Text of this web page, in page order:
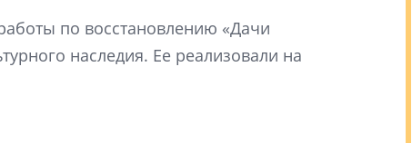
по восстановлению «Дачи
наследия. Ее реализовали на
Девелопер «Вертикаль»: поводом
электромобиль